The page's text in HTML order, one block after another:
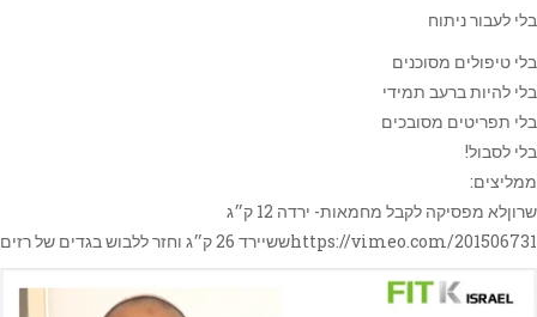
בלי לעבור ניתוח
בלי טיפולים מסוכנים
בלי להיות ברעב תמידי
בלי תפריטים מסובכים
בלי לסבול!
ממליצים:
שרוןלא מפסיקה לקבל מחמאות- ירדה 12 ק״ג
https://vimeo.com/201506731ששיירד 26 ק״ג וחזר ללבוש בגדים של רזים